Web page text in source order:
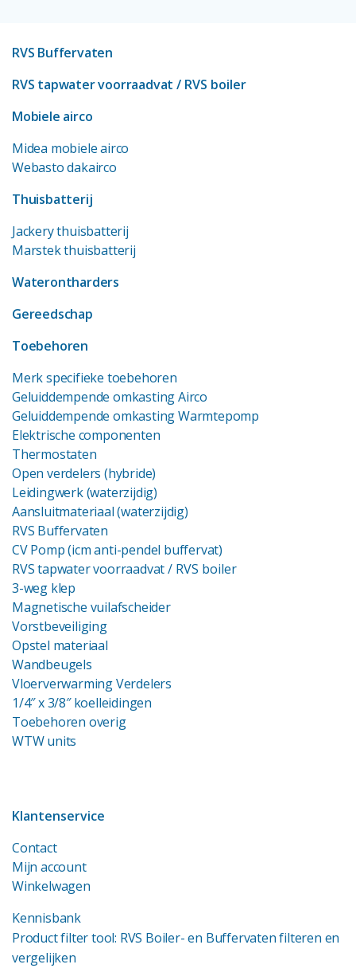
RVS Buffervaten
RVS tapwater voorraadvat / RVS boiler
Mobiele airco
Midea mobiele airco
Webasto dakairco
Thuisbatterij
Jackery thuisbatterij
Marstek thuisbatterij
Waterontharders
Gereedschap
Toebehoren
Merk specifieke toebehoren
Geluiddempende omkasting Airco
Geluiddempende omkasting Warmtepomp
Elektrische componenten
Thermostaten
Open verdelers (hybride)
Leidingwerk (waterzijdig)
Aansluitmateriaal (waterzijdig)
RVS Buffervaten
CV Pomp (icm anti-pendel buffervat)
RVS tapwater voorraadvat/ RVS boiler
3-weg klep
Magnetische vuilafscheider
Vorstbeveiliging
Opstel materiaal
Wandbeugels
Vloerverwarming Verdelers
1/4″ x 3/8″ koelleidingen
Toebehoren overig
WTW units
Klantenservice
Contact
Mijn account
Winkelwagen
Kennisbank
Product filter tool: RVS Boiler- en Buffervaten filteren en
vergelijken